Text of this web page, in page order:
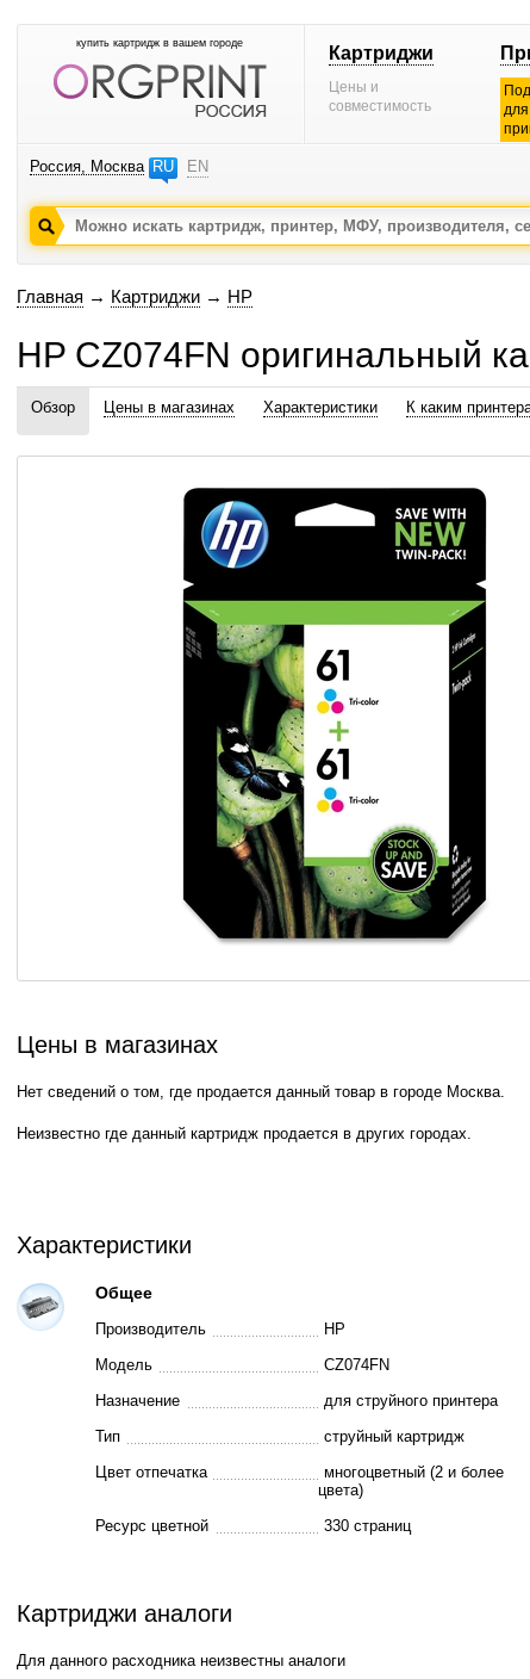
купить картридж в вашем городе Картриджи
Цены и
совместимость
Россия, Москва RU EN
Главная → Картриджи → HP
HP CZ074FN оригинальный
Обзор Цены в магазинах Характеристики К каким
Цены в магазинах
Нет сведений о том, где продается данный товар в городе Москва.
Неизвестно где данный картридж продается в других городах.
Характеристики
Общее
Производитель
HP
Модель
CZ074FN
Назначение
для струйного принтера
Тип
струйный картридж
Цвет отпечатка
многоцветный (2 и более
цвета)
Ресурс цветной
330 страниц
Картриджи аналоги
Для данного расходника неизвестны аналоги